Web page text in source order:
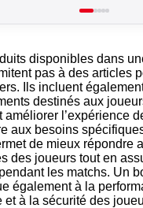
disponibles dans
pas à des articles
Ils incluent
destinés aux
améliorer l’expérience
aux besoins
de mieux répondre
des joueurs tout en
les matchs. Un
également à la
et à la sécurité des